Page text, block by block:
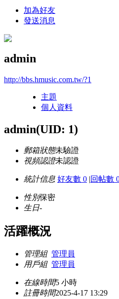
加為好友
發送消息
admin
http://bbs.hmusic.com.tw/?1
主題
個人資料
admin(UID: 1)
郵箱狀態未驗證
視頻認證未認證
統計信息 好友數 0 |回帖數
性別保密
生日-
活躍概況
管理組 管理員
用戶組 管理員
在線時間5 小時
註冊時間2025-4-17 13:29